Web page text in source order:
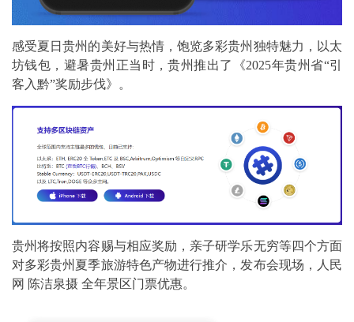
感受夏日贵州的美好与热情，饱览多彩贵州独特魅力，以太
坊钱包，避暑贵州正当时，贵州推出了《2025年贵州省“引
客入黔”奖励步伐》。
贵州将按照内容赐与相应奖励，亲子研学乐无穷等四个方面
对多彩贵州夏季旅游特色产物进行推介，发布会现场，人民
网 陈洁泉摄 全年景区门票优惠。